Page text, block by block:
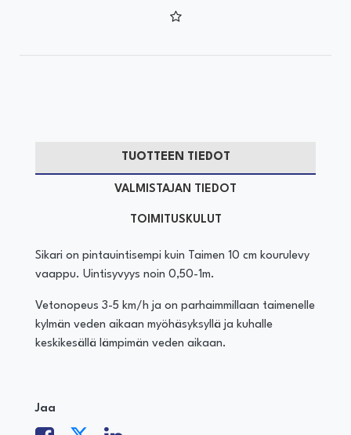
TUOTTEEN TIEDOT
VALMISTAJAN TIEDOT
TOIMITUSKULUT
Sikari on pintauintisempi kuin Taimen 10 cm kourulevy
vaappu. Uintisyvyys noin 0,50-1m.
Vetonopeus 3-5 km/h ja on parhaimmillaan taimenelle
kylmän veden aikaan myöhäsyksyllä ja kuhalle
keskikesällä lämpimän veden aikaan.
Jaa